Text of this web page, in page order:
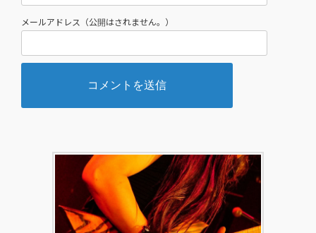
メールアドレス（公開はされません。）